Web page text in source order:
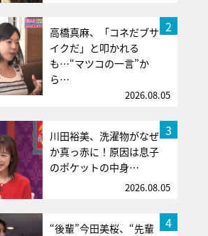
2
高橋真麻、「コネだブサ
イクだ」と叩かれる
も…“マツコの一言”か
ら…
2026.08.05
3
川田裕美、洗濯物がなぜ
か真っ赤に！原因は息子
のポケットの中身…
2026.08.05
4
“後輩”今田美桜、“先輩